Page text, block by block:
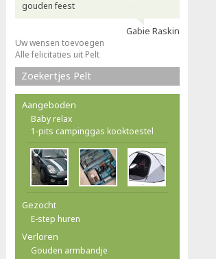
gouden feest
Gabie Raskin
Uw wensen toevoegen
Alle felicitaties uit Pelt
Zoekertjes Pelt
Aangeboden
Baby relax
1-pits campinggas kooktoestel
Gezocht
E-step huren
Verloren
Gouden armbandje